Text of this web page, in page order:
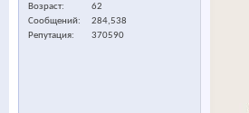
Возраст
62
Сообщений
284,538
Репутация
370590